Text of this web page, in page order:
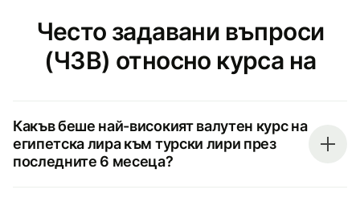
Често задавани въпроси
(ЧЗВ) относно курса на
Какъв беше най-високият валутен курс на
египетска лира към турски лири през
последните 6 месеца?